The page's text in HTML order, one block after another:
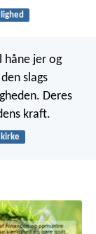
håne jer og
slags
Deres
kraft.
kirke